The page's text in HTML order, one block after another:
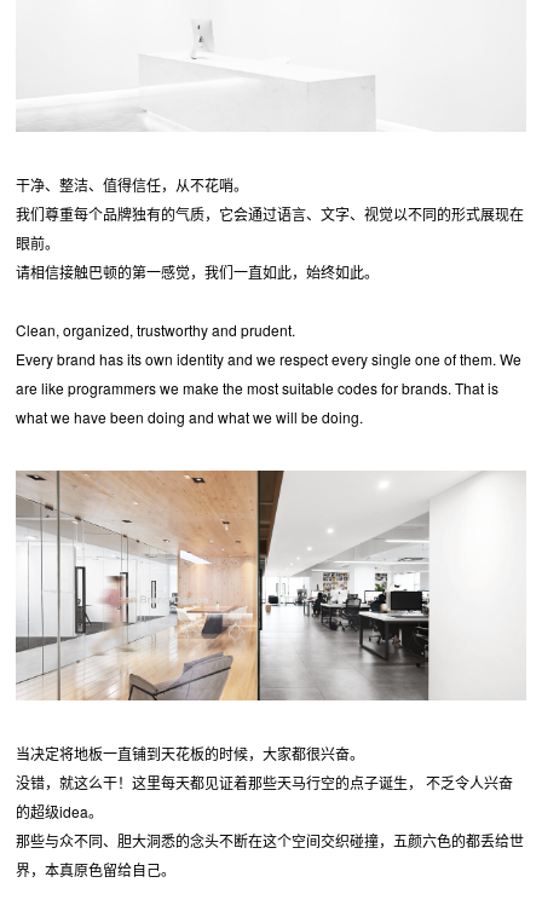
干净、整洁、值得信任，从不花哨。
我们尊重每个品牌独有的气质，它会通过语言、文字、视觉以不同的形式展现在
眼前。
请相信接触巴顿的第一感觉，我们一直如此，始终如此。
Clean, organized, trustworthy and prudent.
Every brand has its own identity and we respect every single one of them. We
are like programmers we make the most suitable codes for brands. That is
what we have been doing and what we will be doing.
当决定将地板一直铺到天花板的时候，大家都很兴奋。
没错，就这么干！这里每天都见证着那些天马行空的点子诞生， 不乏令人兴奋
的超级idea。
那些与众不同、胆大洞悉的念头不断在这个空间交织碰撞，五颜六色的都丢给世
界，本真原色留给自己。